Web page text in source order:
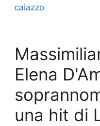
caiazzo
Elena
una hit di